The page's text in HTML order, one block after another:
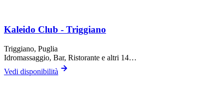
Kaleido Club - Triggiano
Triggiano, Puglia
Idromassaggio, Bar, Ristorante e altri 14…
Vedi disponibilità